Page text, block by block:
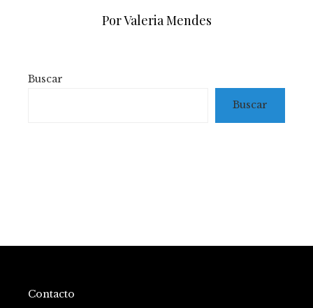
Por Valeria Mendes
Buscar
Buscar
Contacto